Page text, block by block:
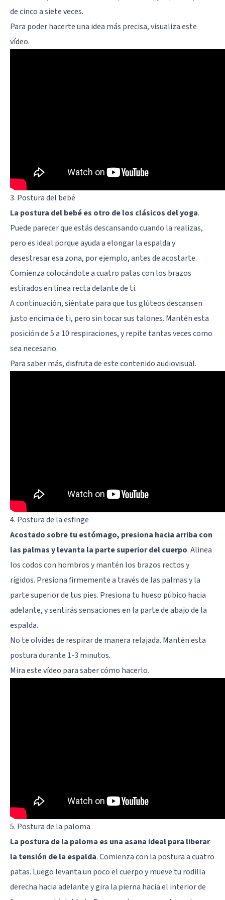
de cinco a siete veces.
Para poder hacerte una idea más precisa, visualiza este
vídeo.
3. Postura del bebé
La postura del bebé es otro de los clásicos del yoga.
Puede parecer que estás descansando cuando la realizas,
pero es ideal porque ayuda a elongar la espalda y
desestresar esa zona, por ejemplo, antes de acostarte.
Comienza colocándote a cuatro patas con los brazos
estirados en línea recta delante de ti.
A continuación, siéntate para que tus glúteos descansen
justo encima de ti, pero sin tocar sus talones. Mantén esta
posición de 5 a 10 respiraciones, y repite tantas veces como
sea necesario.
Para saber más, disfruta de este contenido audiovisual.
4. Postura de la esfinge
Acostado sobre tu estómago, presiona hacia arriba con
las palmas y levanta la parte superior del cuerpo. Alinea
los codos con hombros y mantén los brazos rectos y
rígidos. Presiona firmemente a través de las palmas y la
parte superior de tus pies. Presiona tu hueso púbico hacia
adelante, y sentirás sensaciones en la parte de abajo de la
espalda.
No te olvides de respirar de manera relajada. Mantén esta
postura durante 1-3 minutos.
Mira este vídeo para saber cómo hacerlo.
5. Postura de la paloma
La postura de la paloma es una asana ideal para liberar
la tensión de la espalda. Comienza con la postura a cuatro
patas. Luego levanta un poco el cuerpo y mueve tu rodilla
derecha hacia adelante y gira la pierna hacia el interior de